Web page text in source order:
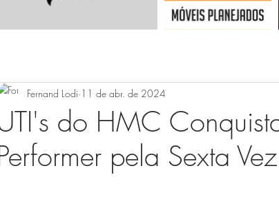
do HMC
pela Sexta Vez
Fernand Lodi 11 de abr. de 2024